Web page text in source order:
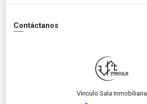
Contáctanos
Vinculo Sala Inmobiliaria